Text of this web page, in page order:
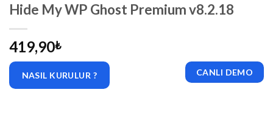
Hide My WP Ghost Premium v8.2.18
419,90₺
NASIL KURULUR ? CANLI DEMO